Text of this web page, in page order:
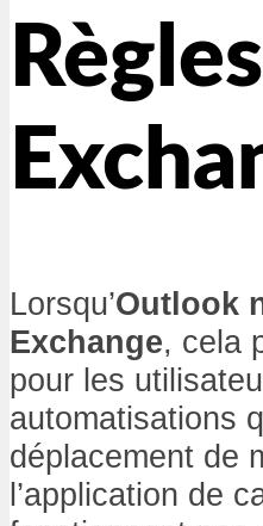
Règles
Lorsqu’Outlook
Exchange, cela
pour les
automatisations
déplacement de
l’application de